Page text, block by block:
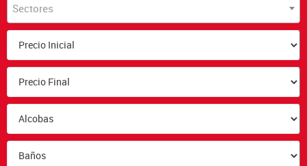
Sectores